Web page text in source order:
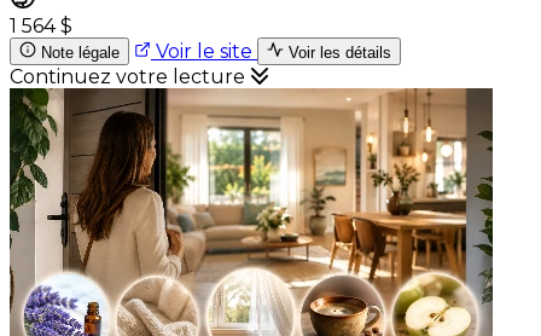
1 564 $
Note légale Voir le site Voir les détails
Continuez votre lecture